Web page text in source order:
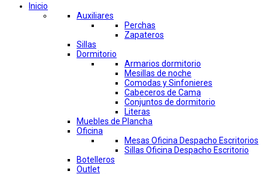
Inicio
Auxiliares
Perchas
Zapateros
Sillas
Dormitorio
Armarios dormitorio
Mesillas de noche
Comodas y Sinfonieres
Cabeceros de Cama
Conjuntos de dormitorio
Literas
Muebles de Plancha
Oficina
Mesas Oficina Despacho Escritorios
Sillas Oficina Despacho Escritorio
Botelleros
Outlet